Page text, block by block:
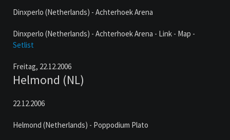
Dinxperlo (Netherlands) - Achterhoek Arena
Dinxperlo (Netherlands) - Achterhoek Arena - Link - Map -
Setlist
Freitag, 22.12.2006
Helmond (NL)
22.12.2006
Helmond (Netherlands) - Poppodium Plato